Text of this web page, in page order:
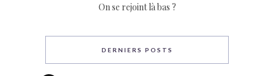
On se rejoint là bas ?
DERNIERS POSTS